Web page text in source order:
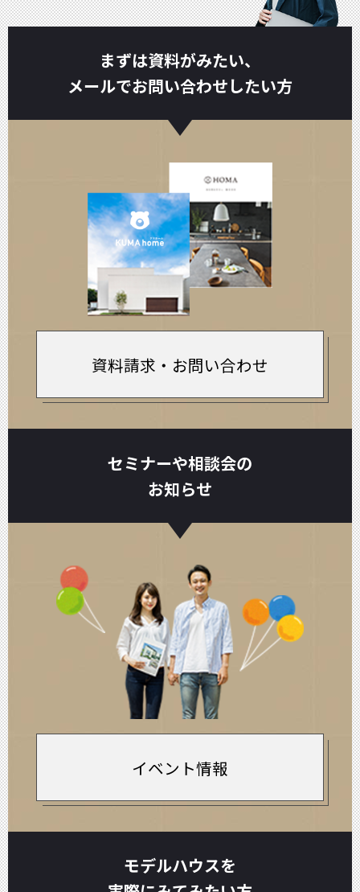
まずは資料がみたい、
メールでお問い合わせしたい方
資料請求・お問い合わせ
セミナーや相談会の
お知らせ
イベント情報
モデルハウスを